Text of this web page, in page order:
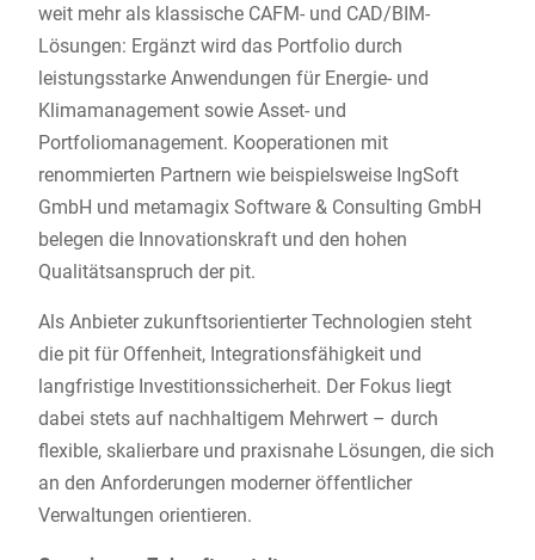
weit mehr als klassische CAFM- und CAD/BIM-
Lösungen: Ergänzt wird das Portfolio durch
leistungsstarke Anwendungen für Energie- und
Klimamanagement sowie Asset- und
Portfoliomanagement. Kooperationen mit
renommierten Partnern wie beispielsweise IngSoft
GmbH und metamagix Software & Consulting GmbH
belegen die Innovationskraft und den hohen
Qualitätsanspruch der pit.
Als Anbieter zukunftsorientierter Technologien steht
die pit für Offenheit, Integrationsfähigkeit und
langfristige Investitionssicherheit. Der Fokus liegt
dabei stets auf nachhaltigem Mehrwert – durch
flexible, skalierbare und praxisnahe Lösungen, die sich
an den Anforderungen moderner öffentlicher
Verwaltungen orientieren.